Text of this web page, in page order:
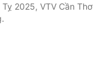
2025, VTV Cần Thơ